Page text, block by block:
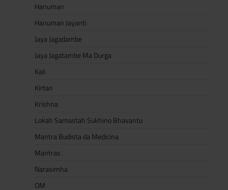
Hanuman
Hanuman Jayanti
Jaya Jagadambe
Jaya Jagatambe Ma Durga
Kali
Kirtan
Krishna
Lokah Samastah Sukhino Bhavantu
Mantra Budista da Medicina
Mantras
Narasimha
OM